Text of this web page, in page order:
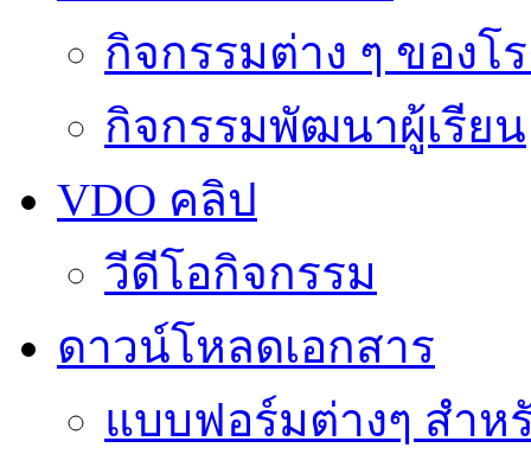
กิจกรรมต่าง ๆ ของโ
กิจกรรมพัฒนาผู้เรียน
VDO คลิป
วีดีโอกิจกรรม
ดาวน์โหลดเอกสาร
แบบฟอร์มต่างๆ สำห